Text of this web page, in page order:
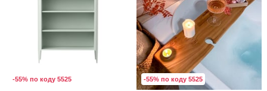
-55% по коду 5525 -55% по коду 5525